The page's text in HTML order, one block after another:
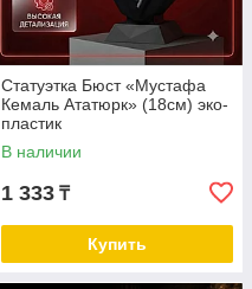
Cтатуэтка Бюст «Мустафа
Кемаль Ататюрк» (18см) эко-
пластик
В наличии
1 333 ₸
Купить